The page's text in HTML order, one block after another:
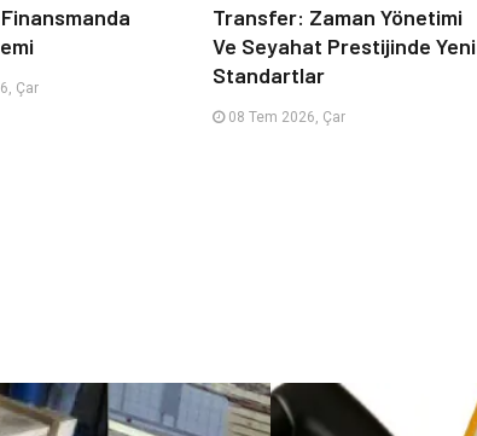
Çar
Transfer: Zaman Yönetimi
Ve Seyahat Prestijinde Yeni
Standartlar
08 Tem 2026, Çar